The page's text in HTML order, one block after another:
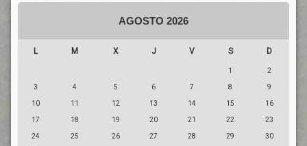
Territorio
Europea
Universidad
AGOSTO 2026
L M X J V S D
1 2
3 4 5 6 7 8 9
10 11 12 13 14 15 16
17 18 19 20 21 22 23
24 25 26 27 28 29 30